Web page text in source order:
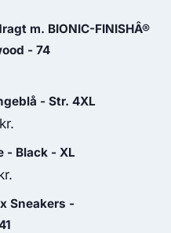
m. BIONIC-FINISHÂ®
- 74
- Str. 4XL
kr.
price
- Black - XL
price
Sneakers -